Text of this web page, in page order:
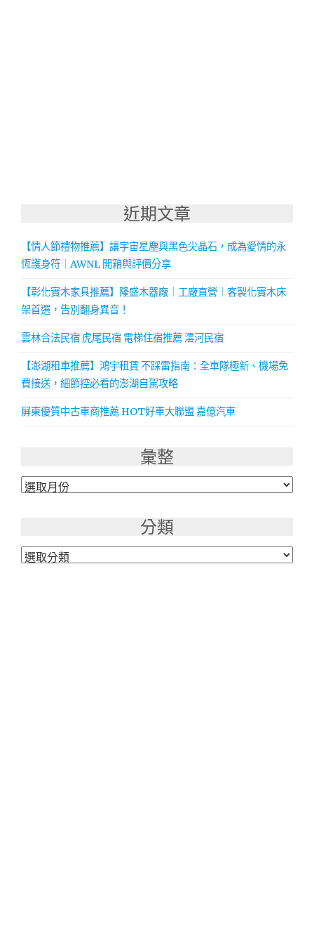
近期文章
【情人節禮物推薦】讓宇宙星塵與黑色尖晶石，成為愛情的永
恆護身符｜AWNL 開箱與評價分享
【彰化實木家具推薦】隆盛木器廠｜工廠直營｜客製化實木床
架首選，告別翻身異音！
雲林合法民宿 虎尾民宿 電梯住宿推薦 澐河民宿
【澎湖租車推薦】鴻宇租賃 不踩雷指南：全車隊極新、機場免
費接送，細節控必看的澎湖自駕攻略
屏東優質中古車商推薦 HOT好車大聯盟 嘉億汽車
彙整
彙
分類
分